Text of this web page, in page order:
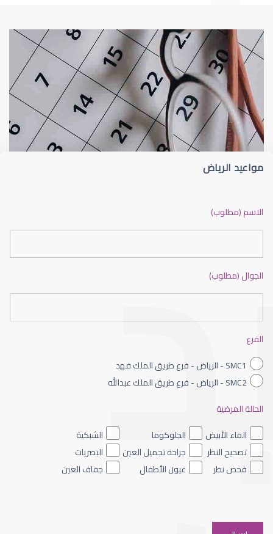
د أم كلثوم الحريريطبيب عيون
طبيب عيون شمال الرياض
طبيب عيون الرياض
مواعيد الرياض
الاسم (مطلوب)
الجوال (مطلوب)
الفرع
SMC1 - الرياض - فرع طريق الملك فهد
SMC2 - الرياض - فرع طريق الملك عبدالله
الحالة المرضية
الماء الأبيض
الجلوكوما
الشبكية
تصحيح النظر
جراحة تجميل العين
البصريات
فحص نظر
عيون الأطفال جفاف العين